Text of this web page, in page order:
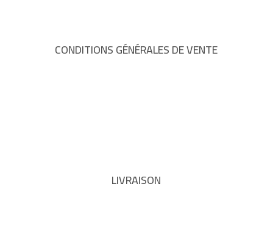
CONDITIONS GÉNÉRALES DE VENTE
LIVRAISON